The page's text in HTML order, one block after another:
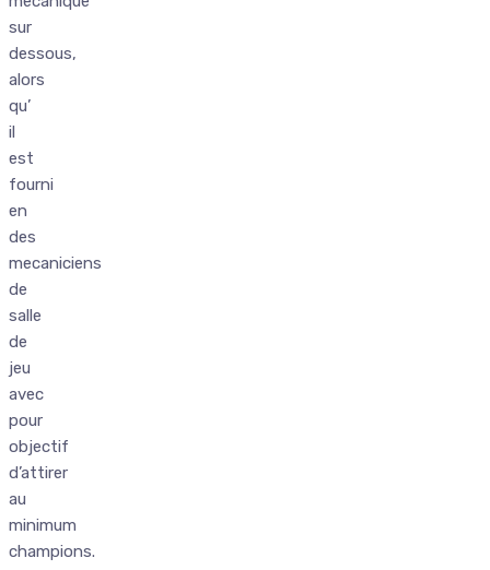
sur
dessous,
alors
qu’
il
est
fourni
en
des
mecaniciens
de
salle
de
jeu
avec
pour
objectif
d’attirer
au
minimum
champions.